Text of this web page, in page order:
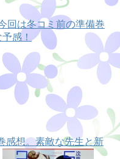
回は冬コミ前の準備巻
感！
感想。素敵な先生と新